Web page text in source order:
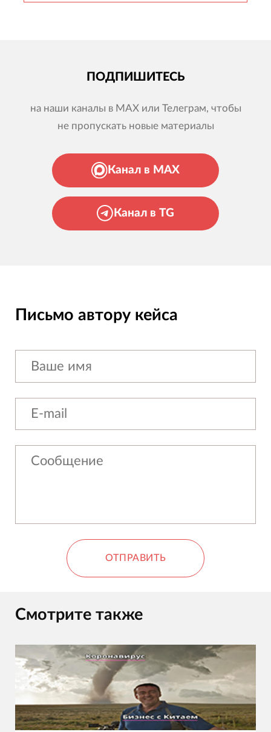
ПОДПИШИТЕСЬ
на наши каналы в MAX или Телеграм, чтобы
не пропускать новые материалы
Канал в MAX
Канал в TG
Письмо автору кейса
ОТПРАВИТЬ
Смотрите также